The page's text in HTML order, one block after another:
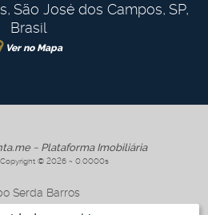
, São José dos Campos, SP,
Brasil
Ver no Mapa
~ Plataforma Imobiliária
Copyright © 2026 ~ 0.0000s
Serda Barros